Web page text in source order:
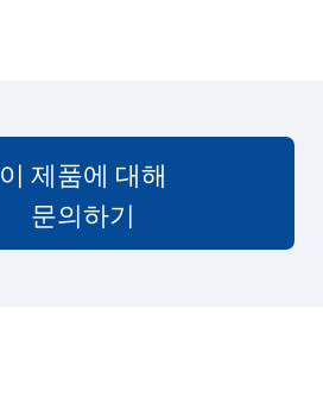
이 제품에 대해
문의하기